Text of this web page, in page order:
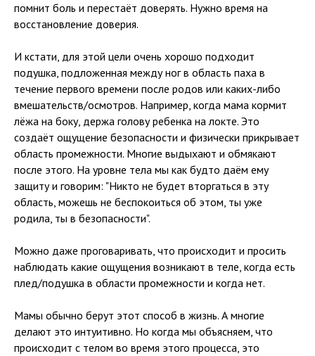
помнит боль и перестаёт доверять. Нужно время на
восстановление доверия.
И кстати, для этой цели очень хорошо подходит
подушка, подложенная между ног в область паха в
течение первого времени после родов или каких-либо
вмешательств/осмотров. Например, когда мама кормит
лёжа на боку, держа голову ребенка на локте. Это
создаёт ощущение безопасности и физически прикрывает
область промежности. Многие выдыхают и обмякают
после этого. На уровне тела мы как будто даём ему
защиту и говорим: "Никто не будет вторгаться в эту
область, можешь не беспокоиться об этом, ты уже
родила, ты в безопасности".
Можно даже проговаривать, что происходит и просить
наблюдать какие ощущения возникают в теле, когда есть
плед/подушка в области промежности и когда нет.
Мамы обычно берут этот способ в жизнь. А многие
делают это интуитивно. Но когда мы объясняем, что
происходит с телом во время этого процесса, это